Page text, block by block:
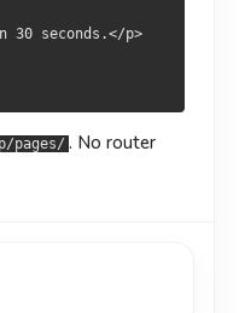
30 seconds.</p>
pages/ . No router